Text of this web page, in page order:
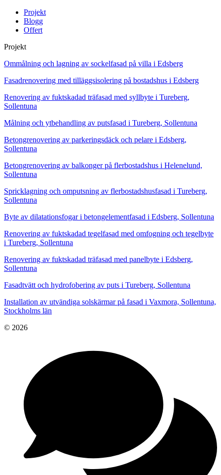
Projekt
Blogg
Offert
Projekt
Ommålning och lagning av sockelfasad på villa i Edsberg
Fasadrenovering med tilläggsisolering på bostadshus i Edsberg
Renovering av fuktskadad träfasad med syllbyte i Tureberg,
Sollentuna
Målning och ytbehandling av putsfasad i Tureberg, Sollentuna
Betongrenovering av parkeringsdäck och pelare i Edsberg,
Sollentuna
Betongrenovering av balkonger på flerbostadshus i Helenelund,
Sollentuna
Spricklagning och omputsning av flerbostadshusfasad i Tureberg,
Sollentuna
Byte av dilatationsfogar i betongelementfasad i Edsberg, Sollentuna
Renovering av fuktskadad tegelfasad med omfogning och tegelbyte
i Tureberg, Sollentuna
Renovering av fuktskadad träfasad med panelbyte i Edsberg,
Sollentuna
Fasadtvätt och hydrofobering av puts i Tureberg, Sollentuna
Installation av utvändiga solskärmar på fasad i Vaxmora, Sollentuna,
Stockholms län
© 2026